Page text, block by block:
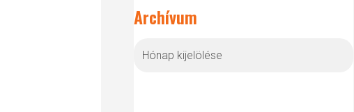
Archívum